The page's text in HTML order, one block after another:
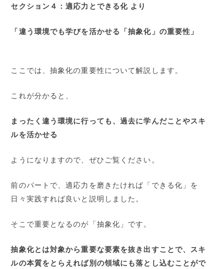
セクション４：適応力とできる化 より
「違う環境でも学びを活かせる「抽象化」の重要性」
ここでは、抽象化の重要性について解説します。
これが分かると、
まったく違う環境に行っても、過去に学んだことやスキ
ルを活かせる
ようになりますので、ぜひご覧ください。
前のパートで、適応力を磨きたければ「できる化」を
日々実践すれば良いと説明しました。
そこで重要となるのが「抽象化」です。
抽象化とは対象から重要な要素を抜き出すことで、スキ
ルの本質をとらえれば別の領域にも落とし込むことがで